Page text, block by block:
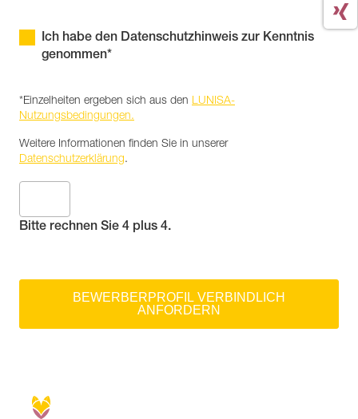
Ich habe den Datenschutzhinweis zur Kenntnis
genommen*
*Einzelheiten ergeben sich aus den LUNISA-
Nutzungsbedingungen.
Weitere Informationen finden Sie in unserer
Datenschutzerklärung.
Bitte rechnen Sie 4 plus 4.
BEWERBERPROFIL VERBINDLICH
ANFORDERN